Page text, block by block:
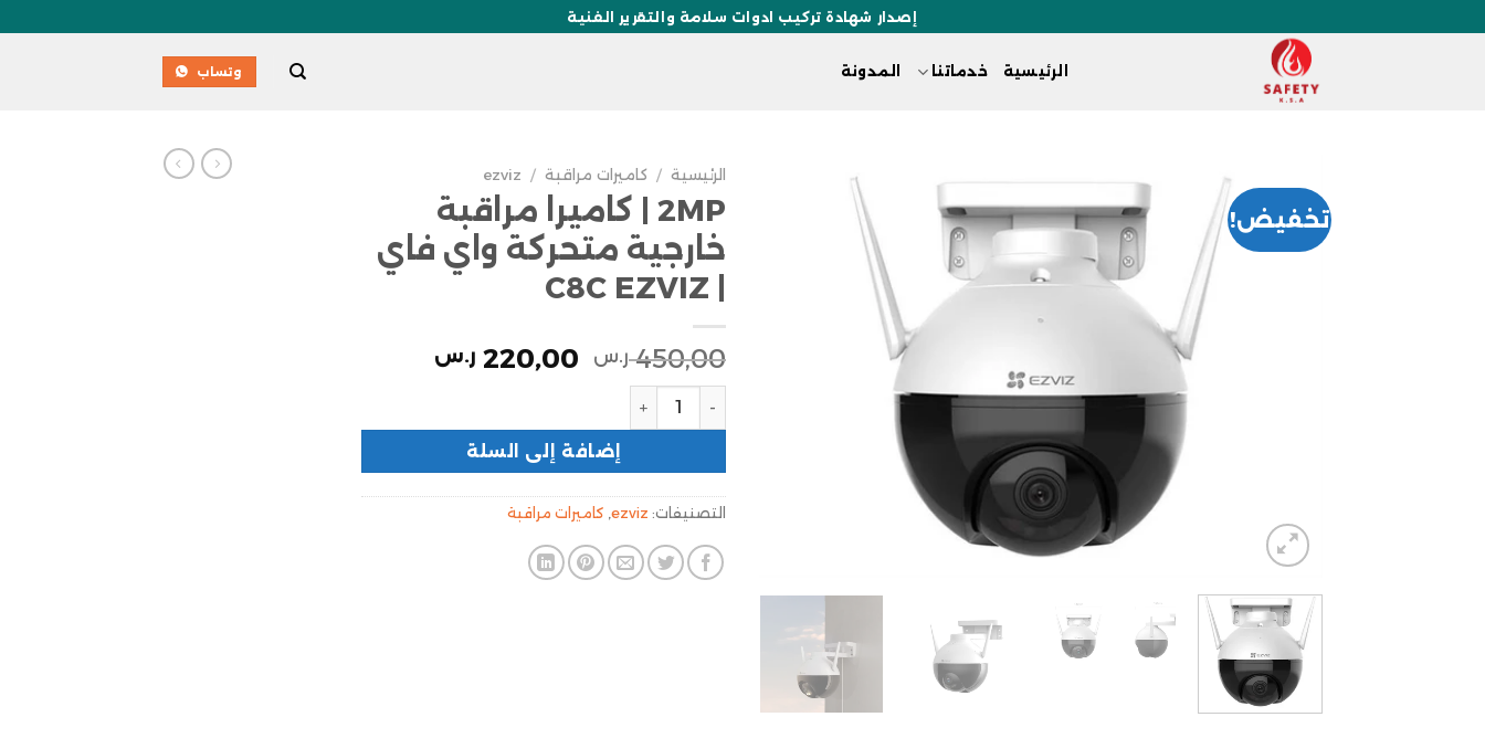
إصدار شهادة تركيب ادوات سلامة والتقرير الفنية
الرئيسية خدماتنا المدونة وتساب
تخفيض!
الرئيسية / كاميرات مراقبة /
ezviz
2MP | كاميرا مراقبة
خارجية متحركة واي فاي
450,00 ر.س 220,00 ر.س
إضافة إلى السلة
التصنيفات: ezviz كاميرات مراقبة